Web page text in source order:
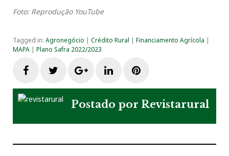
Foto: Reprodução YouTube
Tagged in: Agronegócio | Crédito Rural | Financiamento Agrícola |
MAPA | Plano Safra 2022/2023
a
c
e
w
i
t
G
o
g
n
k
i
n
t
Postado por Revistarural